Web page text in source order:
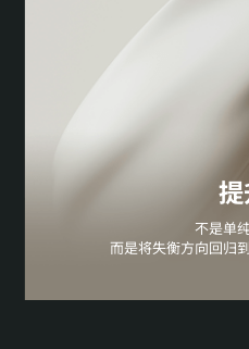
不是单
而是将失衡方向回归